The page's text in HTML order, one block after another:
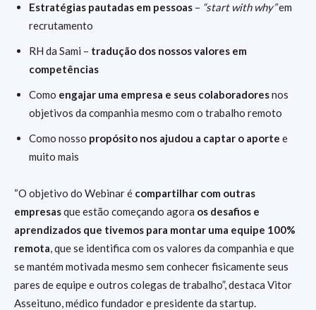
Estratégias pautadas em pessoas – “start with why”em
recrutamento
RH da Sami – tradução dos nossos valores em
competências
Como engajar uma empresa e seus colaboradoresnos
objetivos da companhia mesmo com o trabalho remoto
Como nosso propósito nos ajudou a captar o aporte e
muito mais
“O objetivo do Webinar é compartilhar com outras
empresasque estão começando agora os desafios e
aprendizados que tivemos para montar uma equipe 100%
remota, que se identifica com os valores da companhia e que
se mantém motivada mesmo sem conhecer fisicamente seus
pares de equipe e outros colegas de trabalho”, destaca Vitor
Asseituno, médico fundador e presidente da startup.